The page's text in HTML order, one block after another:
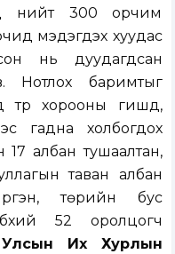
нийт 300 орчим
мэдэгдэх хуудас
нь дуудагдсан
Нотлох баримтыг
хорооны гишүүд,
гадна холбогдох
17 албан тушаалтан,
таван албан
төрийн бус
52 оролцогч
Улсын Их Хурлын